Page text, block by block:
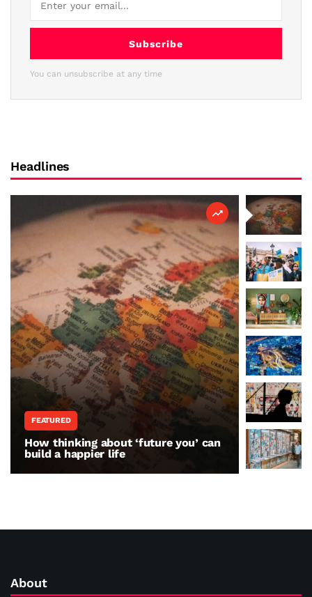
Subscribe
You can unsubscribe at any time
Headlines
FEATURED
How thinking about ‘future you’ can
build a happier life
WORLD
The war
About